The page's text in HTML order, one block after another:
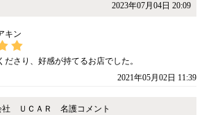
2023年07月04日 20:09
キン
さり、好感が持てるお店でした。
2021年05月02日 11:39
社 ＵＣＡＲ 名護コメント